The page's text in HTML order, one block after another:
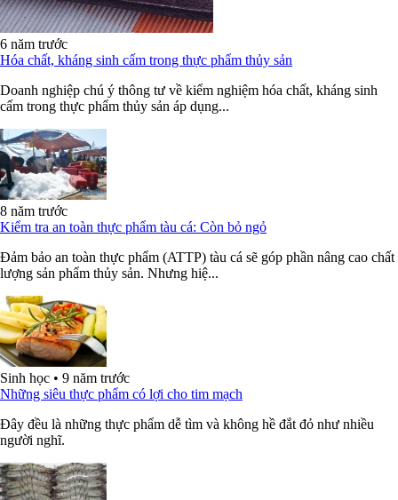
6 năm trước
Hóa chất, kháng sinh cấm trong thực phẩm thủy sản
Doanh nghiệp chú ý thông tư về kiểm nghiệm hóa chất, kháng sinh
cấm trong thực phẩm thủy sản áp dụng...
8 năm trước
Kiểm tra an toàn thực phẩm tàu cá: Còn bỏ ngỏ
Đảm bảo an toàn thực phẩm (ATTP) tàu cá sẽ góp phần nâng cao chất
lượng sản phẩm thủy sản. Nhưng hiệ...
Sinh học • 9 năm trước
Những siêu thực phẩm có lợi cho tim mạch
Đây đều là những thực phẩm dễ tìm và không hề đắt đỏ như nhiều
người nghĩ.